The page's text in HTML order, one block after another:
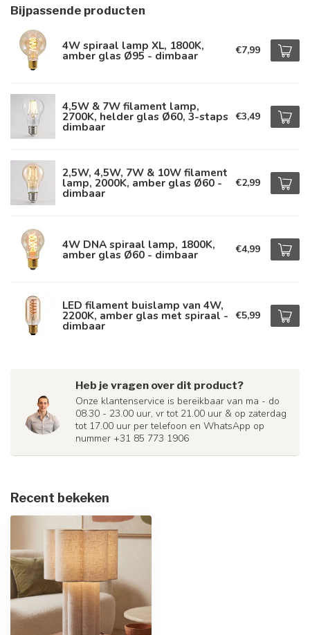
Bijpassende producten
4W spiraal lamp XL, 1800K,
amber glas Ø95 - dimbaar €7,99
4,5W & 7W filament lamp,
2700K, helder glas Ø60, 3-staps
dimbaar
€3,49
2,5W, 4,5W, 7W & 10W filament
lamp, 2000K, amber glas Ø60 -
dimbaar
€2,99
4W DNA spiraal lamp, 1800K,
amber glas Ø60 - dimbaar €4,99
LED filament buislamp van 4W,
2200K, amber glas met spiraal -
dimbaar
€5,99
Heb je vragen over dit product?
Onze klantenservice is bereikbaar van ma - do
08.30 - 23.00 uur, vr tot 21.00 uur & op zaterdag
tot 17.00 uur per telefoon en WhatsApp op
nummer +31 85 773 1906
Recent bekeken